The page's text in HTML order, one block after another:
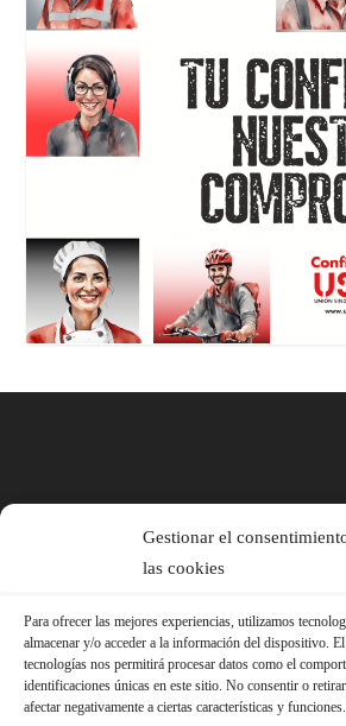
Gestionar el
las cookies
Para ofrecer las mejores experiencias, utilizamos
almacenar y/o acceder a la información del dispositivo.
tecnologías nos permitirá procesar datos como el
identificaciones únicas en este sitio. No consentir o
afectar negativamente a ciertas características y funciones.